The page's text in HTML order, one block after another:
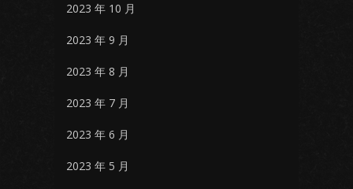
2023 年 10 月
2023 年 9 月
2023 年 8 月
2023 年 7 月
2023 年 6 月
2023 年 5 月